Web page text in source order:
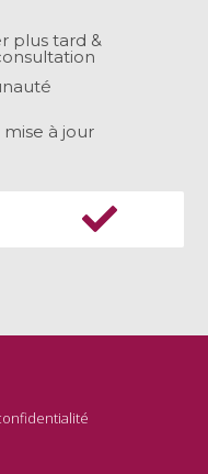
plus tard &
à jour